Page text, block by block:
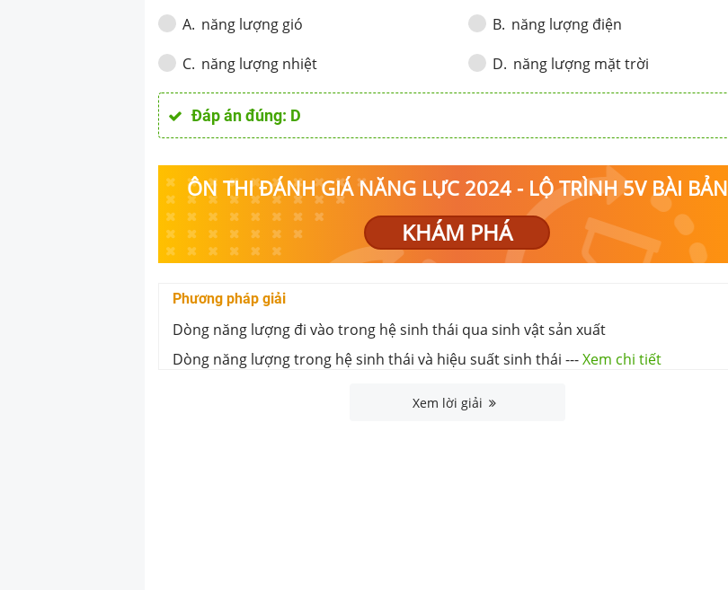
A. năng lượng gió B. năng lượng điện
C. năng lượng nhiệt D. năng lượng mặt trời
Đáp án đúng: D
ÔN THI ĐÁNH GIÁ NĂNG LỰC 2024 - LỘ TRÌNH 5V BÀI BẢN
KHÁM PHÁ
Phương pháp giải
Dòng năng lượng đi vào trong hệ sinh thái qua sinh vật sản xuất
Dòng năng lượng trong hệ sinh thái và hiệu suất sinh thái ---Xem chi tiết
Xem lời giải